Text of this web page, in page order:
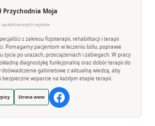
Przychodnia Moja
opublikowanych wpisów
z zakresu fizjoterapii, rehabilitacji i terapii
Pomagamy pacjentom w leczeniu bólu, poprawie
po urazach, przeciążeniach i zabiegach. W pracy
diagnostykę funkcjonalną oraz dobór terapii do
gabinetowe z aktualną wiedzą, aby
wsparcie na każdym etapie terapii.
Strona www